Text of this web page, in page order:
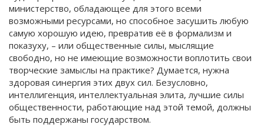
министерство, обладающее для этого всеми
возможными ресурсами, но способное засушить любую
самую хорошую идею, превратив её в формализм и
показуху, – или общественные силы, мыслящие
свободно, но не имеющие возможности воплотить свои
творческие замыслы на практике? Думается, нужна
здоровая синергия этих двух сил. Безусловно,
интеллигенция, интеллектуальная элита, лучшие силы
общественности, работающие над этой темой, должны
быть поддержаны государством.